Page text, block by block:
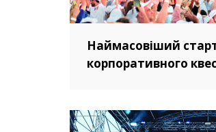
Наймасовіший
корпоративного